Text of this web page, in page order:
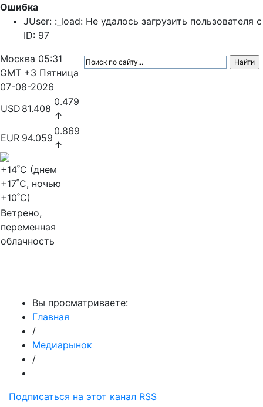
Ошибка
JUser: :_load: Не удалось загрузить пользователя с
ID: 97
Москва 05:31
GMT +3 Пятница
07-08-2026
USD 81.408
0.479
↑
EUR 94.059
0.869
↑
+14˚C (днем
+17˚C, ночью
+10˚C)
Ветрено,
переменная
облачность
Вы просматриваете:
Главная
/
Медиарынок
/
Подписаться на этот канал RSS